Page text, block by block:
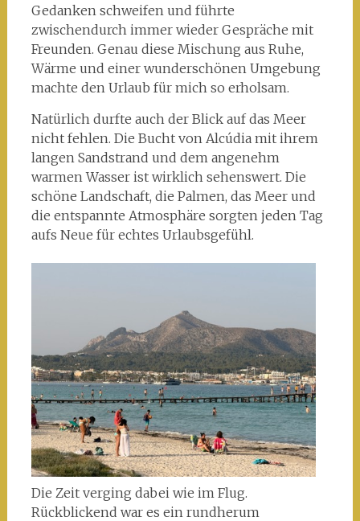
Gedanken schweifen und führte
zwischendurch immer wieder Gespräche mit
Freunden. Genau diese Mischung aus Ruhe,
Wärme und einer wunderschönen Umgebung
machte den Urlaub für mich so erholsam.
Natürlich durfte auch der Blick auf das Meer
nicht fehlen. Die Bucht von Alcúdia mit ihrem
langen Sandstrand und dem angenehm
warmen Wasser ist wirklich sehenswert. Die
schöne Landschaft, die Palmen, das Meer und
die entspannte Atmosphäre sorgten jeden Tag
aufs Neue für echtes Urlaubsgefühl.
Die Zeit verging dabei wie im Flug.
Rückblickend war es ein rundherum